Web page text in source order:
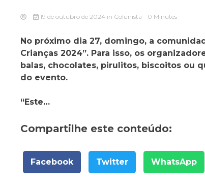
19 de outubro de 2024 in Colunista - 0 Minutes
No próximo dia 27, domingo, a
Crianças 2024”. Para isso, os
balas, chocolates, pirulitos, biscoitos ou
do evento.
“Este…
Compartilhe este conteúdo:
Facebook Twitter WhatsApp